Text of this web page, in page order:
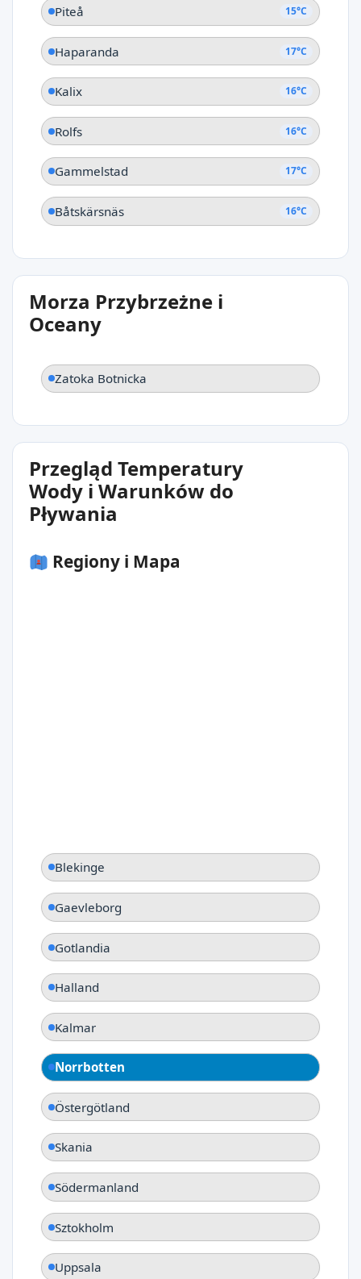
Piteå 15°C
Haparanda 17°C
Kalix 16°C
Rolfs 16°C
Gammelstad 17°C
Båtskärsnäs 16°C
Morza Przybrzeżne i
Oceany
Zatoka Botnicka
Przegląd Temperatury
Wody i Warunków do
Pływania
Regiony i Mapa
Blekinge
Gaevleborg
Gotlandia
Halland
Kalmar
Norrbotten
Östergötland
Skania
Södermanland
Sztokholm
Uppsala